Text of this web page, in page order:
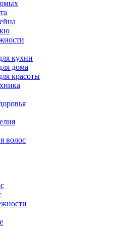
кухни
дома
красоты
волос